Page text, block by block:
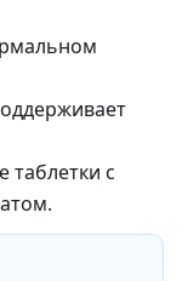
таблетки с